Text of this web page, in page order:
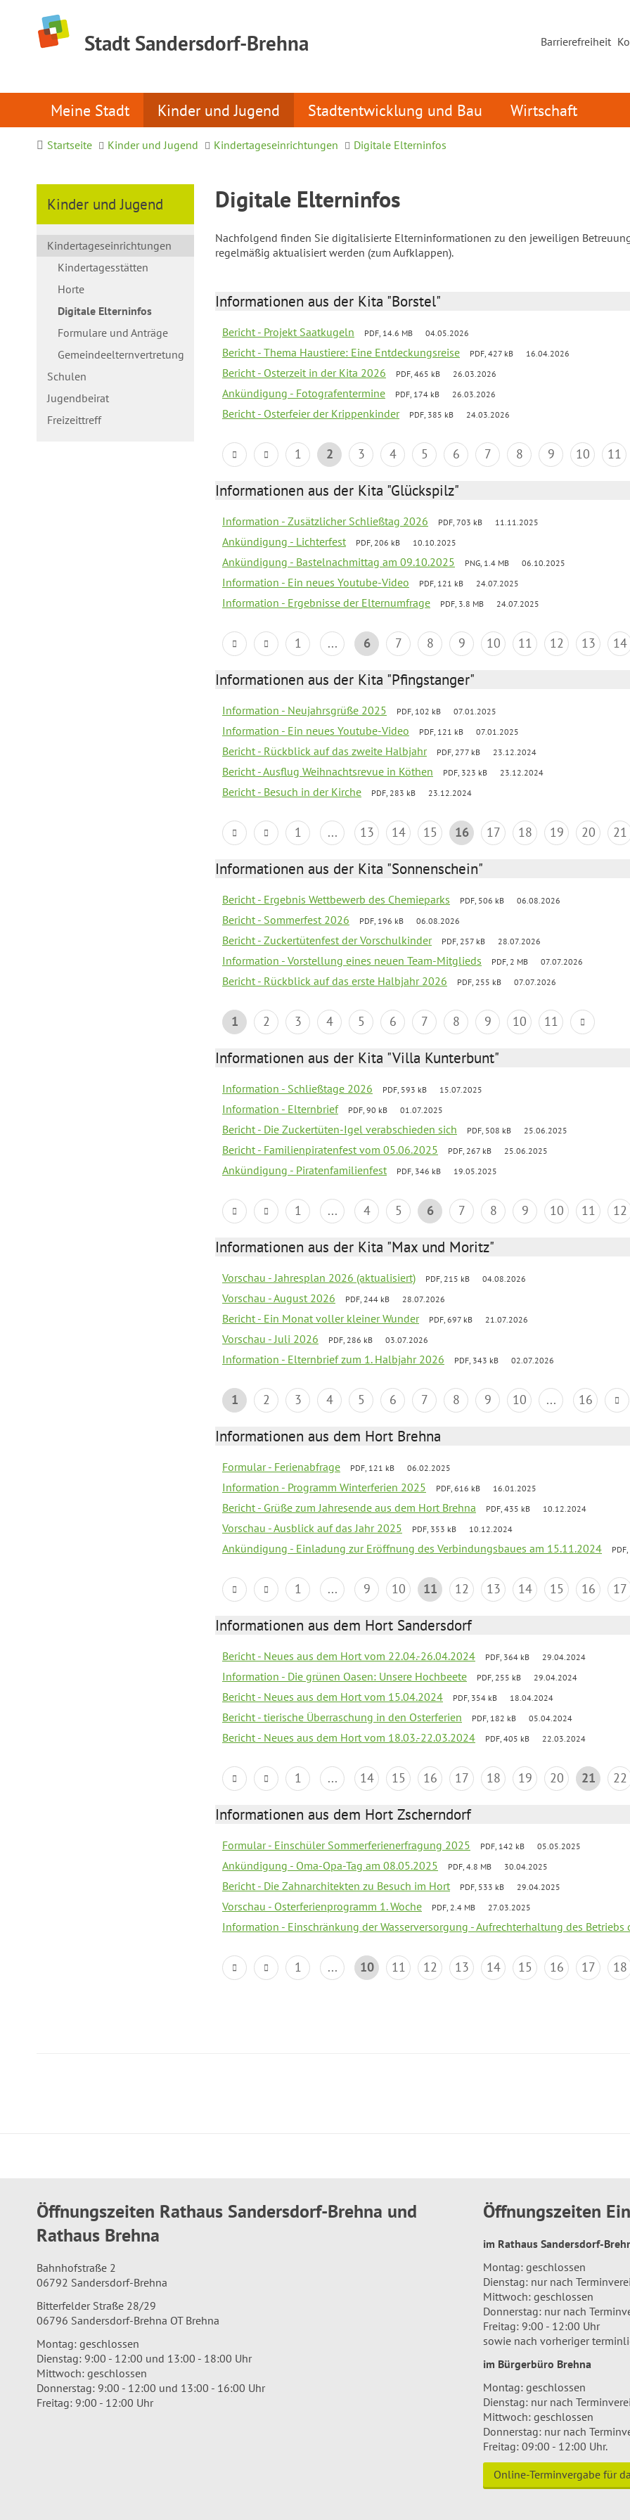
Stadt Sandersdorf-Brehna Barrierefreiheit
Meine Stadt Kinder und Jugend Stadtentwicklung und Bau Wirtschaft
Startseite Kinder und Jugend Kindertageseinrichtungen Digitale Elterninfos
Kinder und Jugend
Kindertageseinrichtungen
Kindertagesstätten
Horte
Digitale Elterninfos
Formulare und Anträge
Gemeindeelternvertretung
Schulen
Jugendbeirat
Freizeittreff
Digitale Elterninfos
Nachfolgend finden Sie digitalisierte Elterninformationen zu den jeweiligen
regelmäßig aktualisiert werden (zum Aufklappen).
Informationen aus der Kita "Borstel"
Bericht - Projekt Saatkugeln PDF, 14.6 MB 04.05.2026
Bericht - Thema Haustiere: Eine Entdeckungsreise PDF, 427 kB 16.04.2026
Bericht - Osterzeit in der Kita 2026 PDF, 465 kB 26.03.2026
Ankündigung - Fotografentermine PDF, 174 kB 26.03.2026
Bericht - Osterfeier der Krippenkinder PDF, 385 kB 24.03.2026
1 2 3 4 5 6 7 8 9 10 11
Informationen aus der Kita "Glückspilz"
Information - Zusätzlicher Schließtag 2026 PDF, 703 kB 11.11.2025
Ankündigung - Lichterfest PDF, 206 kB 10.10.2025
Ankündigung - Bastelnachmittag am 09.10.2025 PNG, 1.4 MB 06.10.2025
Information - Ein neues Youtube-Video PDF, 121 kB 24.07.2025
Information - Ergebnisse der Elternumfrage PDF, 3.8 MB 24.07.2025
1 ... 6 7 8 9 10 11 12 13 14
Informationen aus der Kita "Pfingstanger"
Information - Neujahrsgrüße 2025 PDF, 102 kB 07.01.2025
Information - Ein neues Youtube-Video PDF, 121 kB 07.01.2025
Bericht - Rückblick auf das zweite Halbjahr PDF, 277 kB 23.12.2024
Bericht - Ausflug Weihnachtsrevue in Köthen PDF, 323 kB 23.12.2024
Bericht - Besuch in der Kirche PDF, 283 kB 23.12.2024
1 ... 13 14 15 16 17 18 19 20 21
Informationen aus der Kita "Sonnenschein"
Bericht - Ergebnis Wettbewerb des Chemieparks PDF, 506 kB 06.08.2026
Bericht - Sommerfest 2026 PDF, 196 kB 06.08.2026
Bericht - Zuckertütenfest der Vorschulkinder PDF, 257 kB 28.07.2026
Information - Vorstellung eines neuen Team-Mitglieds PDF, 2 MB 07.07.2026
Bericht - Rückblick auf das erste Halbjahr 2026 PDF, 255 kB 07.07.2026
1 2 3 4 5 6 7 8 9 10 11
Informationen aus der Kita "Villa Kunterbunt"
Information - Schließtage 2026 PDF, 593 kB 15.07.2025
Information - Elternbrief PDF, 90 kB 01.07.2025
Bericht - Die Zuckertüten-Igel verabschieden sich PDF, 508 kB 25.06.2025
Bericht - Familienpiratenfest vom 05.06.2025 PDF, 267 kB 25.06.2025
Ankündigung - Piratenfamilienfest PDF, 346 kB 19.05.2025
1 ... 4 5 6 7 8 9 10 11 12
Informationen aus der Kita "Max und Moritz"
Vorschau - Jahresplan 2026 (aktualisiert) PDF, 215 kB 04.08.2026
Vorschau - August 2026 PDF, 244 kB 28.07.2026
Bericht - Ein Monat voller kleiner Wunder PDF, 697 kB 21.07.2026
Vorschau - Juli 2026 PDF, 286 kB 03.07.2026
Information - Elternbrief zum 1. Halbjahr 2026 PDF, 343 kB 02.07.2026
1 2 3 4 5 6 7 8 9 10 ... 16
Informationen aus dem Hort Brehna
Formular - Ferienabfrage PDF, 121 kB 06.02.2025
Information - Programm Winterferien 2025 PDF, 616 kB 16.01.2025
Bericht - Grüße zum Jahresende aus dem Hort Brehna PDF, 435 kB 10.12.2024
Vorschau - Ausblick auf das Jahr 2025 PDF, 353 kB 10.12.2024
Ankündigung - Einladung zur Eröffnung des Verbindungsbaues am 15.11.2024
1 ... 9 10 11 12 13 14 15 16 17
Informationen aus dem Hort Sandersdorf
Bericht - Neues aus dem Hort vom 22.04.-26.04.2024 PDF, 364 kB 29.04.2024
Information - Die grünen Oasen: Unsere Hochbeete PDF, 255 kB 29.04.2024
Bericht - Neues aus dem Hort vom 15.04.2024 PDF, 354 kB 18.04.2024
Bericht - tierische Überraschung in den Osterferien PDF, 182 kB 05.04.2024
Bericht - Neues aus dem Hort vom 18.03.-22.03.2024 PDF, 405 kB 22.03.2024
1 ... 14 15 16 17 18 19 20 21 22
Informationen aus dem Hort Zscherndorf
Formular - Einschüler Sommerferienerfragung 2025 PDF, 142 kB 05.05.2025
Ankündigung - Oma-Opa-Tag am 08.05.2025 PDF, 4.8 MB 30.04.2025
Bericht - Die Zahnarchitekten zu Besuch im Hort PDF, 533 kB 29.04.2025
Vorschau - Osterferienprogramm 1. Woche PDF, 2.4 MB 27.03.2025
Information - Einschränkung der Wasserversorgung - Aufrechterhaltung des Betriebs
1 ... 10 11 12 13 14 15 16 17 18
Öffnungszeiten Rathaus Sandersdorf-Brehna und
Rathaus Brehna
Bahnhofstraße 2
06792 Sandersdorf-Brehna
Bitterfelder Straße 28/29
06796 Sandersdorf-Brehna OT Brehna
Montag: geschlossen
Dienstag: 9:00 - 12:00 und 13:00 - 18:00 Uhr
Mittwoch: geschlossen
Donnerstag: 9:00 - 12:00 und 13:00 - 16:00 Uhr
Freitag: 9:00 - 12:00 Uhr
Öffnungszeiten
im Rathaus Sandersdorf-
Montag: geschlossen
Dienstag: nur nach
Mittwoch: geschlossen
Donnerstag: nur nach
Freitag: 9:00 - 12:00 Uhr
sowie nach vorheriger
im Bürgerbüro Brehna
Montag: geschlossen
Dienstag: nur nach
Mittwoch: geschlossen
Donnerstag: nur nach
Freitag: 09:00 - 12:00 Uhr.
Online-Terminvergabe für